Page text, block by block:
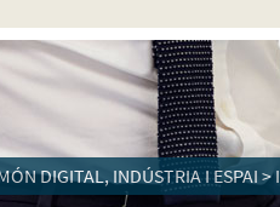
MÓN DIGITAL, INDÚSTRIA I